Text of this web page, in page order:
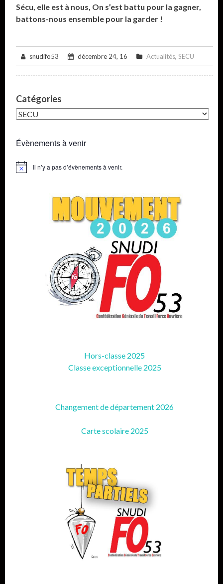
Sécu, elle est à nous, On s’est battu pour la gagner,
battons-nous ensemble pour la garder !
snudifo53 décembre 24, 16 Actualités,SECU
Catégories
Catégories
Évènements à venir
Notice Il n’y a pas d’évènements à venir.
Hors-classe 2025
Classe exceptionnelle 2025
Changement de département 2026
Carte scolaire 2025